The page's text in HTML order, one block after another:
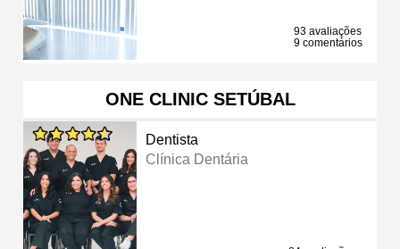
93 avaliações
9 comentários
ONE CLINIC SETÚBAL
Dentista
Clínica Dentária